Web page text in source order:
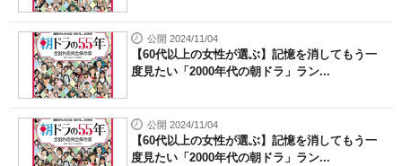
公開 2024/11/04
【60代以上の女性が選ぶ】記憶を消してもう一
度見たい「2000年代の朝ドラ」ラン...
公開 2024/11/04
【60代以上の女性が選ぶ】記憶を消してもう一
度見たい「2000年代の朝ドラ」ラン...